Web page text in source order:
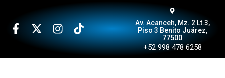
Av. Acanceh, Mz. 2 Lt.3,
Piso 3 Benito Juárez,
77500
+52 998 478 6258